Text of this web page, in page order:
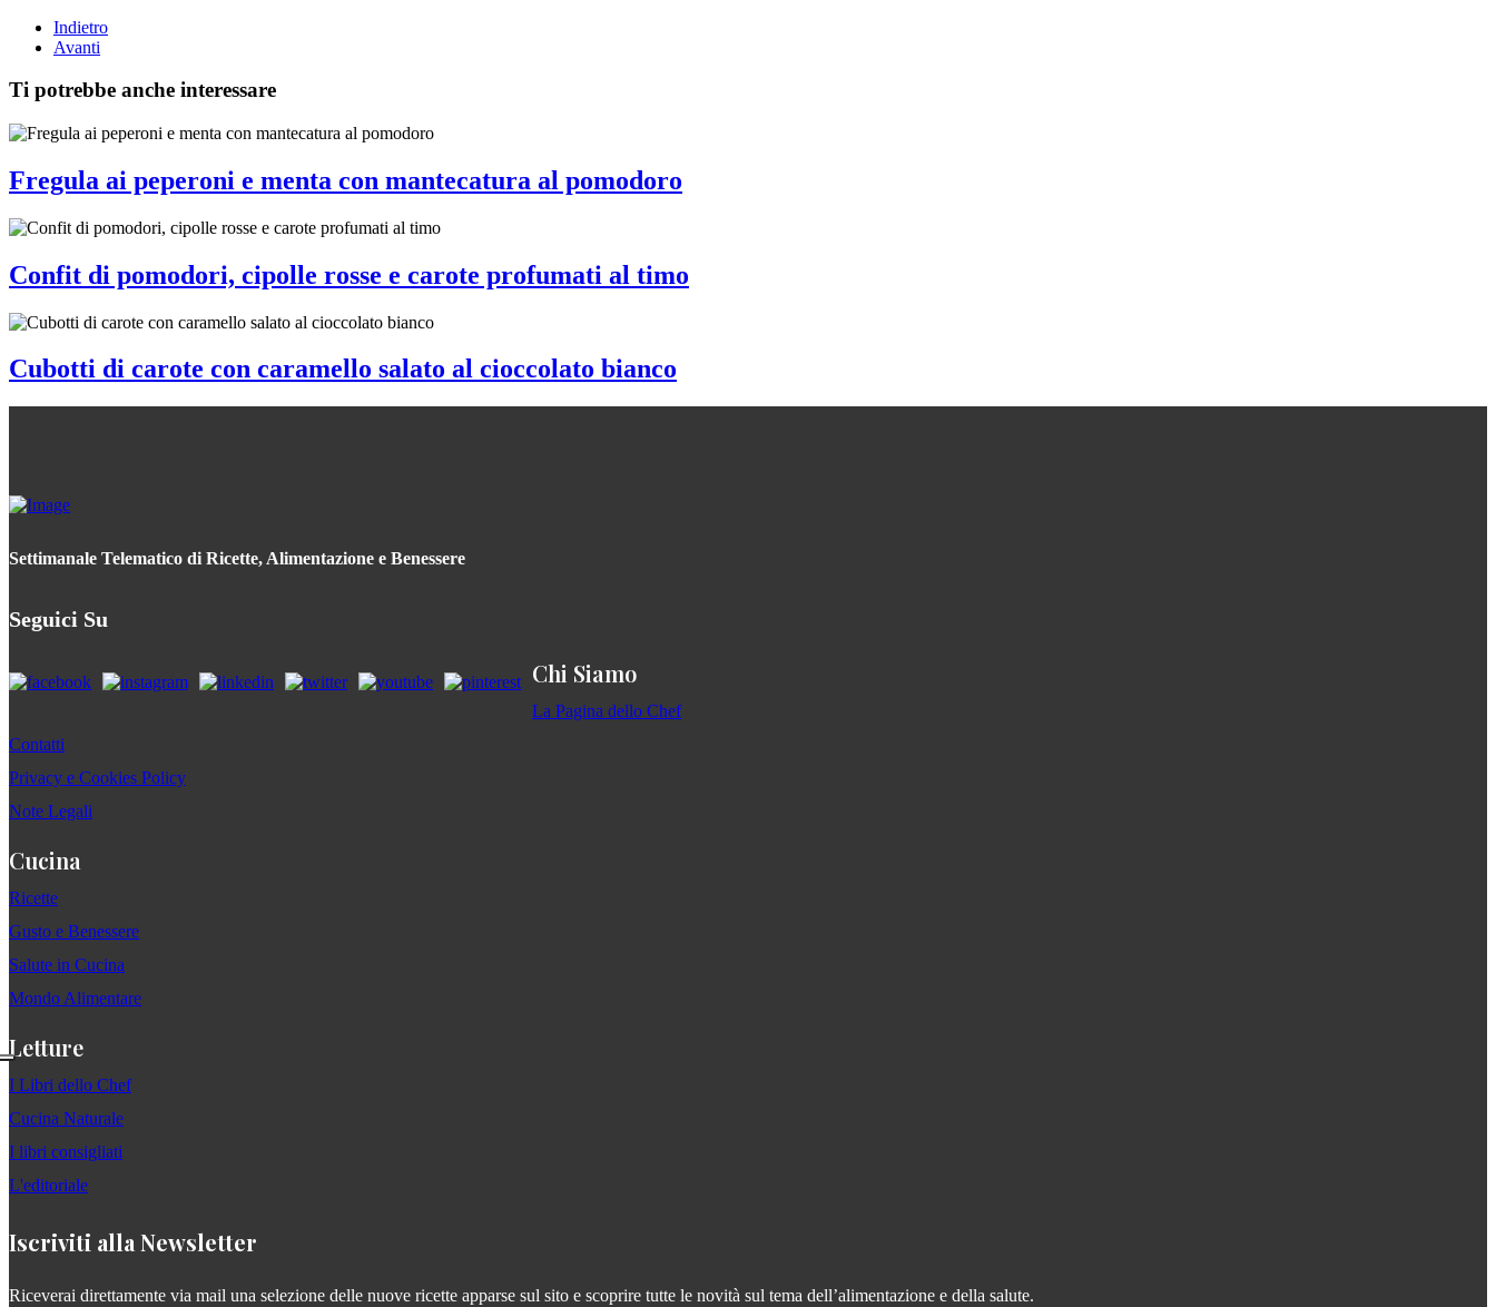
Indietro
Avanti
Ti potrebbe anche interessare
Fregula ai peperoni e menta con mantecatura al pomodoro
Confit di pomodori, cipolle rosse e carote profumati al timo
Cubotti di carote con caramello salato al cioccolato bianco
Settimanale Telematico di Ricette, Alimentazione e Benessere
Seguici Su
Chi Siamo
La Pagina dello Chef
Contatti
Privacy e Cookies Policy
Note Legali
Cucina
Ricette
Gusto e Benessere
Salute in Cucina
Mondo Alimentare
Letture
I Libri dello Chef
Cucina Naturale
I libri consigliati
L'editoriale
Iscriviti alla Newsletter
Riceverai direttamente via mail una selezione delle nuove ricette apparse sul sito e scoprire tutte le novità sul tema dell’alimentazione e della salute.